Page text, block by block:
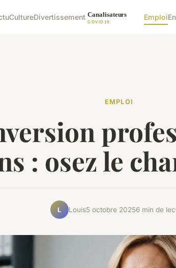
CultureDivertissement Emploi
EMPLOI
: osez le
L Louis5 octobre 20256 min de